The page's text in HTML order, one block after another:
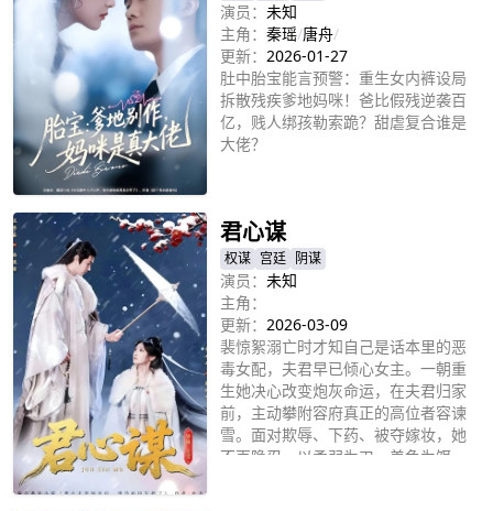
演员： 未知
主角： 秦瑶/唐舟/
更新： 2026-01-27
肚中胎宝能言预警：重生女内裤设局
拆散残疾爹地妈咪！爸比假残逆袭百
亿，贱人绑孩勒索跪？甜虐复合谁是
大佬？
君心谋
权谋 宫廷 阴谋
演员： 未知
主角：
更新： 2026-03-09
裴惊絮溺亡时才知自己是话本里的恶
毒女配，夫君早已倾心女主。一朝重
生她决心改变炮灰命运，在夫君归家
前，主动攀附容府真正的高位者容谏
雪。面对欺辱、下药、被夺嫁妆，她
不再隐忍，以柔弱为刃、美色为饵，